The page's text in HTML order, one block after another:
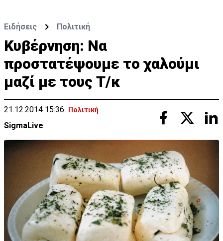
Ειδήσεις Πολιτική
Kυβέρνηση: Να
προστατέψουμε το χαλούμι
μαζί με τους Τ/κ
21.12.2014 15:36 Πολιτική
SigmaLive